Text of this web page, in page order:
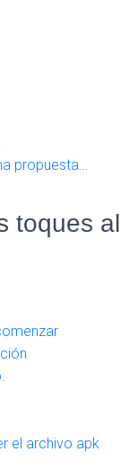
propuesta…
toques al
el archivo apk